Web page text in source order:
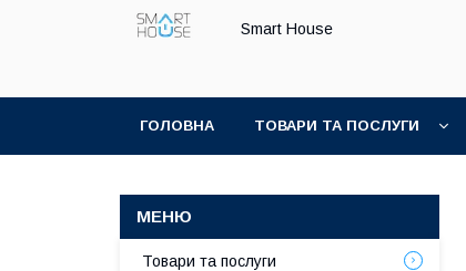
Smart House
ГОЛОВНА ТОВАРИ ТА ПОСЛУГИ
Товари та послуги